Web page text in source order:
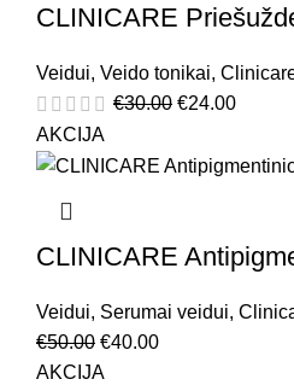
CLINICARE
Veidui, Veido tonikai,
€30.00 €24.00
AKCIJA
CLINICARE
Veidui, Serumai veidui,
€50.00 €40.00
AKCIJA